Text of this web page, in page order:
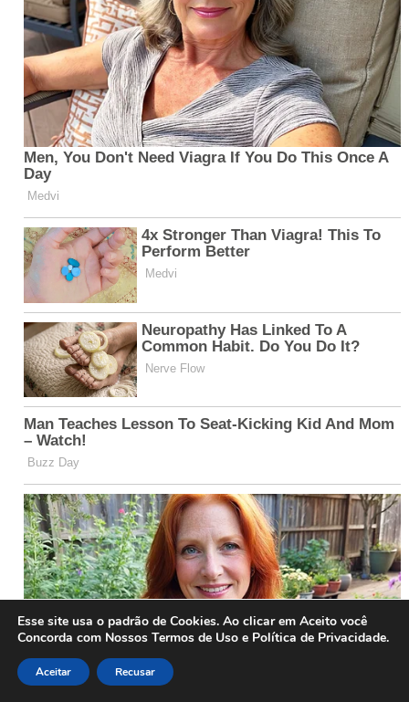
Esse site usa o padrão de Cookies. Ao clicar em Aceito você
Concorda com Nossos Termos de Uso e Política de Privacidade.
Aceitar Recusar